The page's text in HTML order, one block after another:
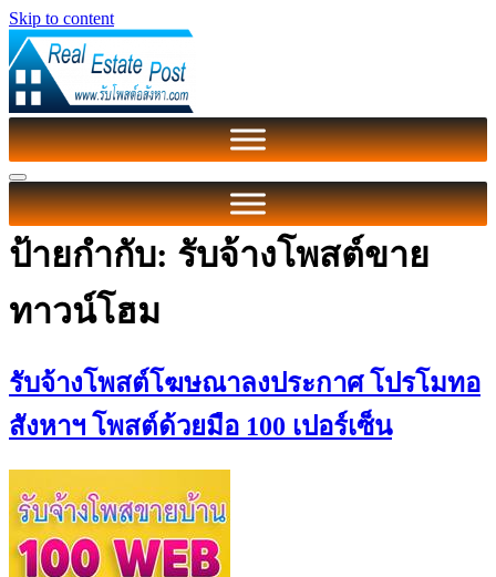
Skip to content
ป้ายกำกับ: รับจ้างโพสต์ขาย
ทาวน์โฮม
รับจ้างโพสต์โฆษณาลงประกาศ โปรโมทอ
สังหาฯ โพสต์ด้วยมือ 100 เปอร์เซ็น